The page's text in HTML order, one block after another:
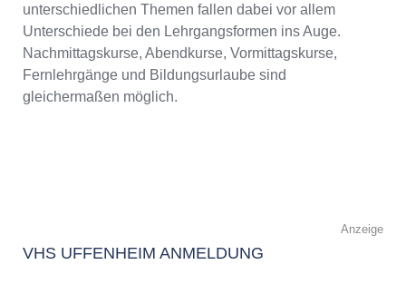
unterschiedlichen Themen fallen dabei vor allem
Unterschiede bei den Lehrgangsformen ins Auge.
Nachmittagskurse, Abendkurse, Vormittagskurse,
Fernlehrgänge und Bildungsurlaube sind
gleichermaßen möglich.
Anzeige
VHS UFFENHEIM ANMELDUNG